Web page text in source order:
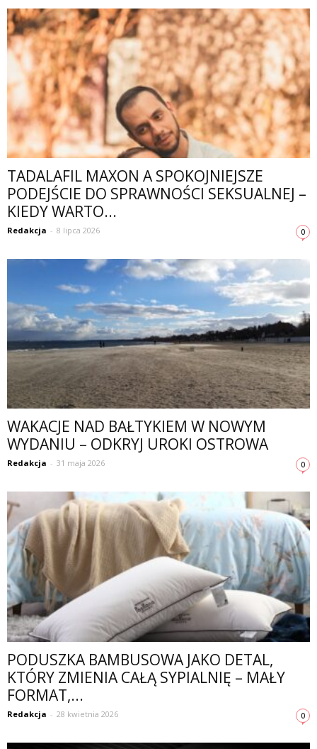
TADALAFIL MAXON A SPOKOJNIEJSZE
PODEJŚCIE DO SPRAWNOŚCI SEKSUALNEJ –
KIEDY WARTO...
Redakcja - 8 lipca 2026 0
WAKACJE NAD BAŁTYKIEM W NOWYM
WYDANIU – ODKRYJ UROKI OSTROWA
Redakcja - 31 maja 2026 0
PODUSZKA BAMBUSOWA JAKO DETAL,
KTÓRY ZMIENIA CAŁĄ SYPIALNIĘ – MAŁY
FORMAT,...
Redakcja - 28 kwietnia 2026 0